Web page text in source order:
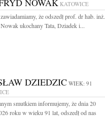
NOWAK KATOWICE
że odszedł prof. dr hab. inż.
ukochany Tata, Dziadek i...
DZIEDZIC WIEK: 91
smutkiem informujemy, że dnia 20
roku w wieku 91 lat, odszedł od nas